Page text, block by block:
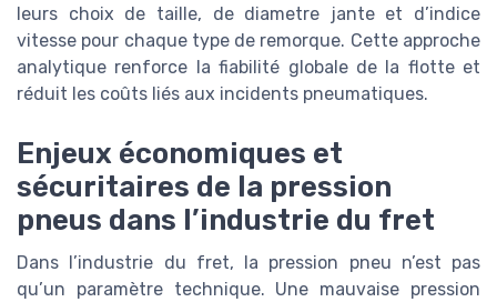
leurs choix de taille, de diametre jante et d’indice
vitesse pour chaque type de remorque. Cette approche
analytique renforce la fiabilité globale de la flotte et
réduit les coûts liés aux incidents pneumatiques.
Enjeux économiques et
sécuritaires de la pression
pneus dans l’industrie du fret
Dans l’industrie du fret, la pression pneu n’est pas
qu’un paramètre technique. Une mauvaise pression